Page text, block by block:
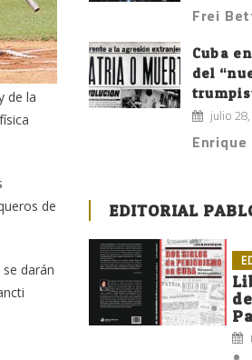
de la
de
darán
Frei
Cuba
del
julio
Enrique
EDITORIAL